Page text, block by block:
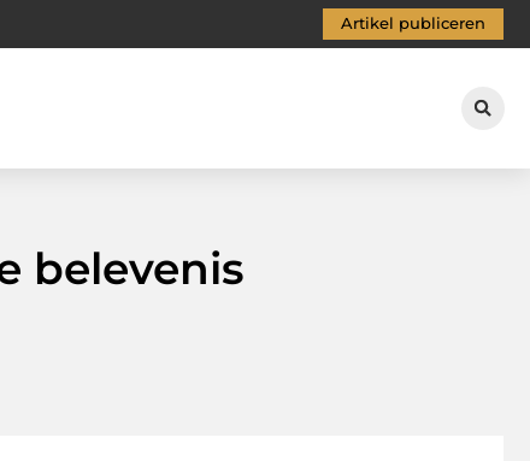
Artikel publiceren
belevenis